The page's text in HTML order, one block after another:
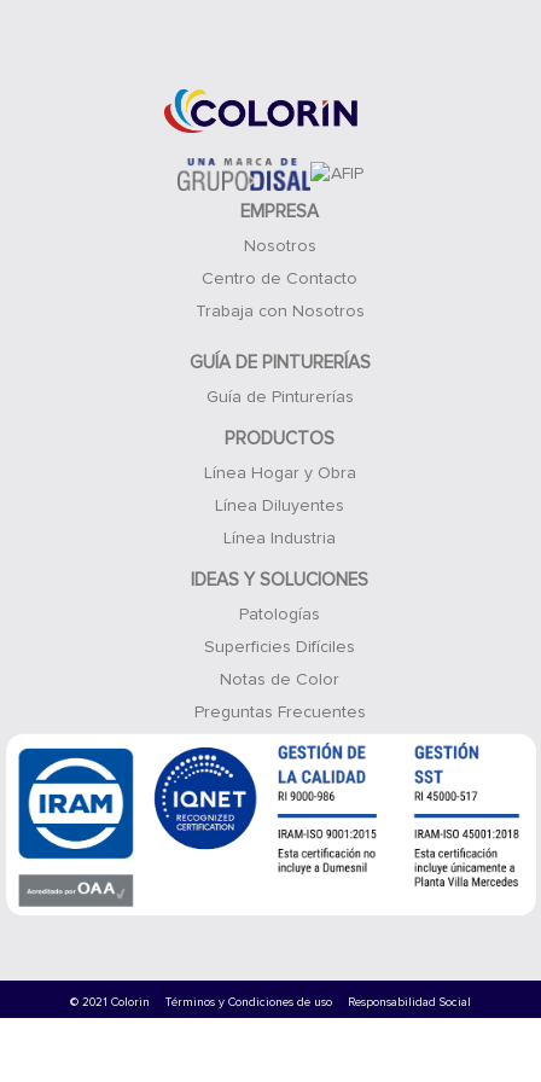
EMPRESA
Nosotros
Centro de Contacto
Trabaja con Nosotros
GUÍA DE PINTURERÍAS
Guía de Pinturerías
PRODUCTOS
Línea Hogar y Obra
Línea Diluyentes
Línea Industria
IDEAS Y SOLUCIONES
Patologías
Superficies Difíciles
Notas de Color
Preguntas Frecuentes
© 2021 Colorin Términos y Condiciones de uso Responsabilidad Social